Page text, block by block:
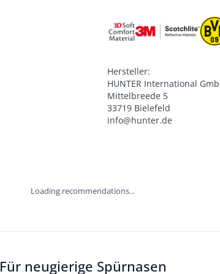
Hersteller:
HUNTER International
Mittelbreede 5
33719 Bielefeld
info@hunter.de
Loading recommendations...
Für neugierige Spürnasen